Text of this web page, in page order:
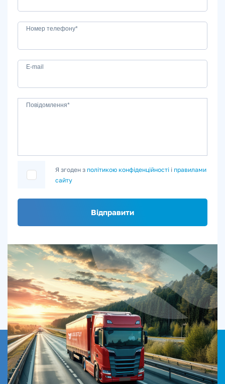
Номер телефону*
E-mail
Повідомлення*
Я згоден з політикою конфіденційності і правилами
сайту
Відправити